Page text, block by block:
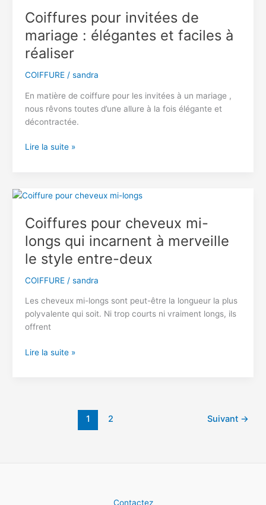
la
sophistication
Coiffures pour invitées de
mariage : élégantes et faciles à
réaliser
COIFFURE/ sandra
En matière de coiffure pour les invitées à un mariage ,
nous rêvons toutes d’une allure à la fois élégante et
décontractée.
Coiffures
mariage
élégantes
et
faciles
à
réaliser
Lire la suite »
Coiffures pour cheveux mi-
longs qui incarnent à merveille
le style entre-deux
COIFFURE/ sandra
Les cheveux mi-longs sont peut-être la longueur la plus
polyvalente qui soit. Ni trop courts ni vraiment longs, ils
offrent
Coiffures
Lire la suite »
1 2 Suivant →
Contactez